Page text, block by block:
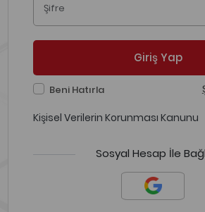
Şifre
Giriş Yap
Beni Hatırla
Kişisel Verilerin Korunması Kanunu
Sosyal Hesap İle